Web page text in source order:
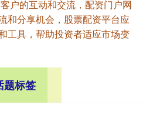
户的互动和交流，配资门户网
和分享机会，股票配资平台应
工具，帮助投资者适应市场变
题标签